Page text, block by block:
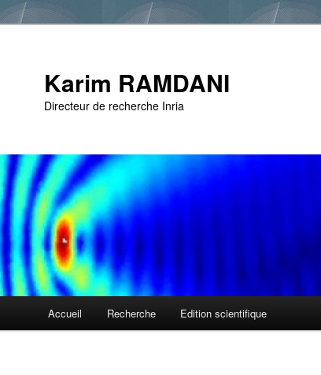
Karim RAMDANI
Directeur de recherche Inria
Accueil Recherche Edition scientifique